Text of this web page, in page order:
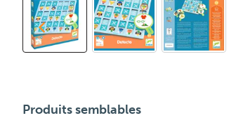
Produits semblables